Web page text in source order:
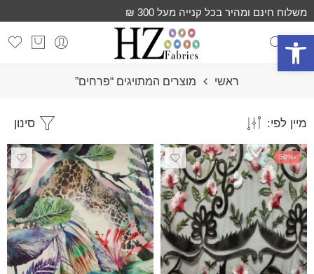
פתח סרגל נגישות
משלוח חינם ומהיר בכל קנייה מעל 300 ₪
ראשי מוצרים המתויגים “פרחים”
סינון מיין לפי:
-50%